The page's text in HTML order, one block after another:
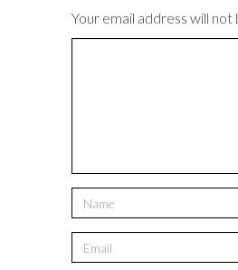
Your email address will not